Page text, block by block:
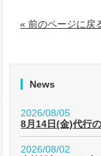
« 前のページに戻
News
2026/08/05
8月14日(金)代行
2026/08/02